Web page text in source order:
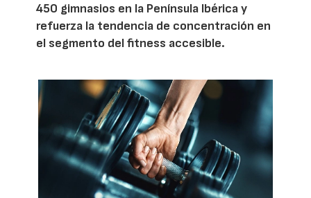
450 gimnasios en la Península Ibérica y
refuerza la tendencia de concentración en
el segmento del fitness accesible.